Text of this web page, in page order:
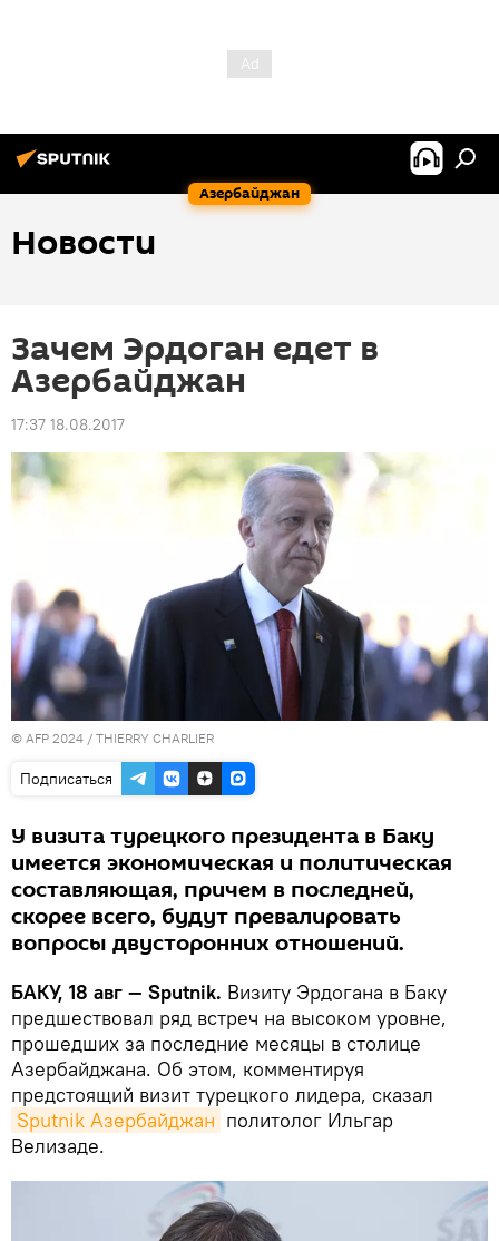
Азербайджан
Новости
Зачем Эрдоган едет в
Азербайджан
17:37 18.08.2017
© AFP 2024 / THIERRY CHARLIER
Подписаться
У визита турецкого президента в Баку
имеется экономическая и политическая
составляющая, причем в последней,
скорее всего, будут превалировать
вопросы двусторонних отношений.
БАКУ, 18 авг — Sputnik. Визиту Эрдогана в Баку
предшествовал ряд встреч на высоком уровне,
прошедших за последние месяцы в столице
Азербайджана. Об этом, комментируя
предстоящий визит турецкого лидера, сказал
Sputnik Азербайджан политолог Ильгар
Велизаде.